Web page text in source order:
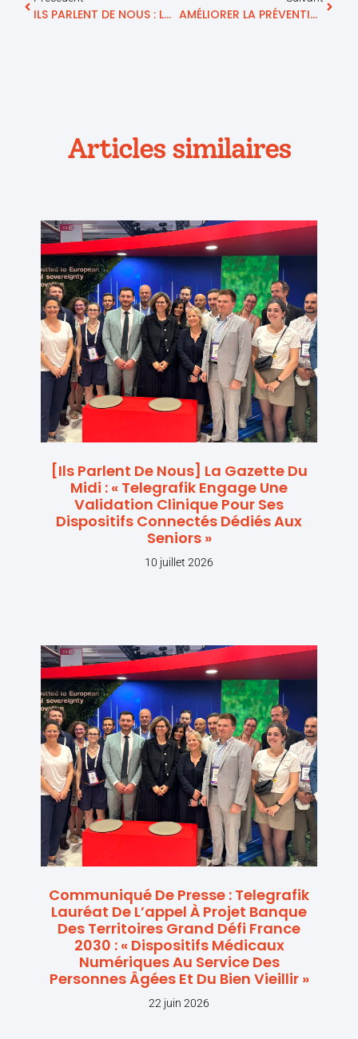
ILS PARLENT DE NOUS : LA DEPECHE – Les VOIX De L’Eco – PODCAST « Nous Allons Atteindre Le Million D’euros De Chiffre D’affaires » AMÉLIORER LA PRÉVENTION DE LA PERTE D’AUTONOMIE
Articles similaires
[Ils Parlent De Nous] La Gazette Du
Midi : « Telegrafik Engage Une
Validation Clinique Pour Ses
Dispositifs Connectés Dédiés Aux
Seniors »
10 juillet 2026
Communiqué De Presse : Telegrafik
Lauréat De L’appel À Projet Banque
Des Territoires Grand Défi France
2030 : « Dispositifs Médicaux
Numériques Au Service Des
Personnes Âgées Et Du Bien Vieillir »
22 juin 2026